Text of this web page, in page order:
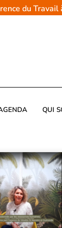
du
QUI